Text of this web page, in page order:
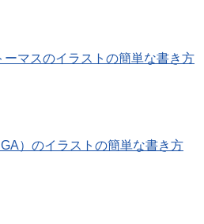
ーマスのイラストの簡単な書き方
）のイラストの簡単な書き方